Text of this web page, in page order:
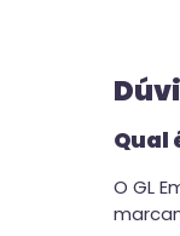
Qual
O GL